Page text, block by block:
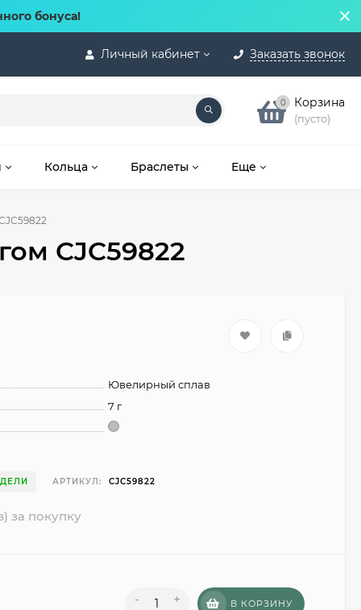
бонуса!
Личный кабинет Заказать звонок
0 Корзина
(пусто)
Кольца Браслеты Еще
CJC59822
Ювелирный сплав
7 г
АРТИКУЛ: CJC59822
за покупку
- + В КОРЗИНУ